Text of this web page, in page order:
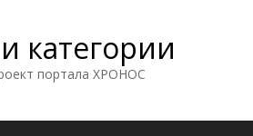
категории
портала ХРОНОС